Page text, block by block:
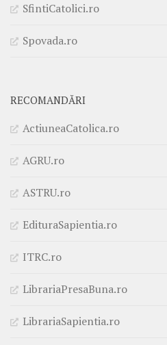
SfintiCatolici.ro
Spovada.ro
RECOMANDĂRI
ActiuneaCatolica.ro
AGRU.ro
ASTRU.ro
EdituraSapientia.ro
ITRC.ro
LibrariaPresaBuna.ro
LibrariaSapientia.ro